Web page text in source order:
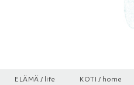
ELÄMÄ / life KOTI / home